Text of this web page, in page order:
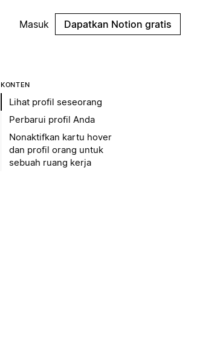
Masuk Dapatkan Notion gratis
KONTEN
Lihat profil seseorang
Perbarui profil Anda
Nonaktifkan kartu hover
dan profil orang untuk
sebuah ruang kerja